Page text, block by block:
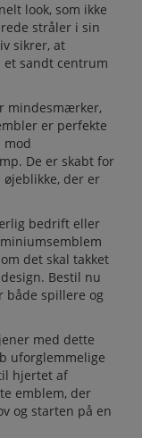
look, som ikke
stråler i sin
sikrer, at
et sandt centrum
mindesmærker,
er perfekte
mod
De er skabt for
der er
bedrift eller
det skal takket
Bestil nu
både spillere og
med dette
uforglemmelige
hjertet af
emblem, der
og starten på en